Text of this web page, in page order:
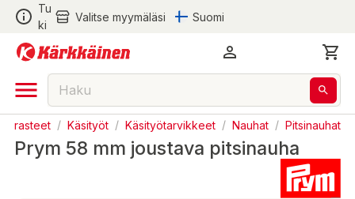
Tu
ki
Valitse myymäläsi Suomi
/ Käsityöt / Käsityötarvikkeet / Nauhat / Pitsinauhat
Prym 58 mm joustava pitsinauha